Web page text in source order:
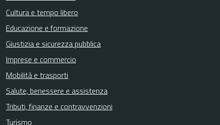
Cultura e tempo libero
Educazione e formazione
Giustizia e sicurezza pubblica
Imprese e commercio
Mobilità e trasporti
Salute, benessere e assistenza
Tributi, finanze e contravvenzioni
Turismo